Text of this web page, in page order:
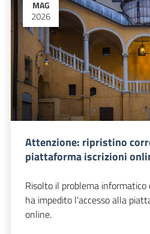
MAG
2026
Attenzione: ripristino
piattaforma iscrizioni
Risolto il problema
ha impedito l'accesso alla
online.